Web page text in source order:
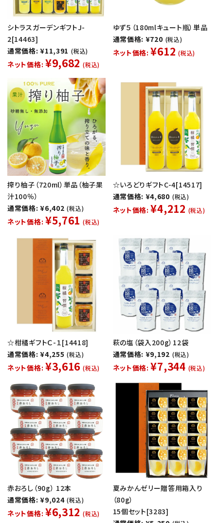
シトラスガーデンギフトJ-
2[14463]
通常価格: ¥11,391 (税込)
ネット価格: ¥9,682 (税込)
ゆず５（180mlキュート瓶）単品
通常価格: ¥720 (税込)
ネット価格: ¥612 (税込)
搾り柚子（720ml）単品（柚子果
汁100％）
通常価格: ¥6,402 (税込)
ネット価格: ¥5,761 (税込)
☆いろどりギフトC-4[14517]
通常価格: ¥4,680 (税込)
ネット価格: ¥4,212 (税込)
☆柑橘ギフトＣ-１[14418]
通常価格: ¥4,255 (税込)
ネット価格: ¥3,616 (税込)
萩の塩（袋入200g）12袋
通常価格: ¥9,192 (税込)
ネット価格: ¥7,344 (税込)
赤おろし（90g） 12本
通常価格: ¥9,024 (税込)
ネット価格: ¥6,312 (税込)
夏みかんゼリー贈答用箱入り
（80g）
15個セット[3283]